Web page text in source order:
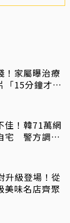
！家屬曝治療
15分鐘才下
佳！韓71萬網
宅 警方調查
升級登場！從
美味名店齊聚